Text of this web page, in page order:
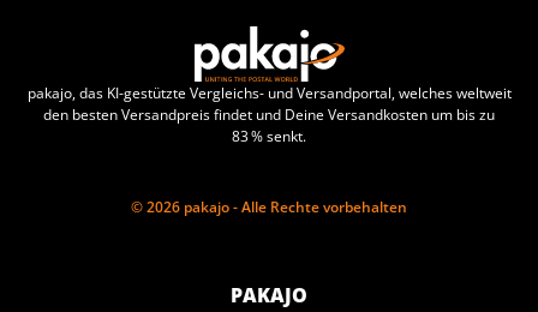
pakajo, das KI-gestützte Vergleichs- und Versandportal, welches weltweit
den besten Versandpreis findet und Deine Versandkosten um bis zu
83 % senkt.
© 2026 pakajo - Alle Rechte vorbehalten
PAKAJO